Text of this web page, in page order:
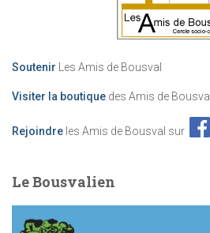
Soutenir Les Amis de Bousval
Visiter la boutique des Amis de Bousval
Rejoindre les Amis de Bousval sur
Le Bousvalien